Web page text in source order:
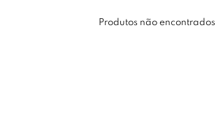
Produtos não encontrados